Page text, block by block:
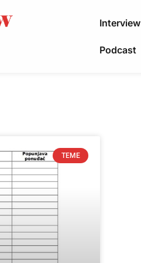
Interview
Podcast
TEME